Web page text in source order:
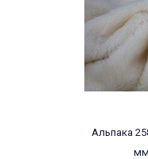
Альпака
мм